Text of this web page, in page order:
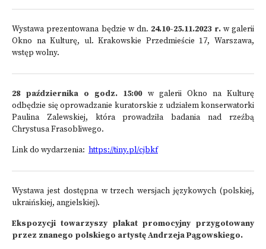
Wystawa prezentowana będzie w dn. 24.10-25.11.2023 r.w galerii
Okno na Kulturę, ul. Krakowskie Przedmieście 17, Warszawa,
wstęp wolny.
28 października o godz. 15:00w galerii Okno na Kulturę
odbędzie się oprowadzanie kuratorskie z udziałem konserwatorki
Paulina Zalewskiej, która prowadziła badania nad rzeźbą
Chrystusa Frasobliwego.
Link do wydarzenia: https://tiny.pl/cjbkf
Wystawa jest dostępna w trzech wersjach językowych (polskiej,
ukraińskiej, angielskiej).
Ekspozycji towarzyszy plakat promocyjny przygotowany
przez znanego polskiego artystę Andrzeja Pągowskiego.